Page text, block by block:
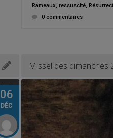
Rameaux, ressuscité,
0 commentaires
06
DÉC
Missel des dimanches